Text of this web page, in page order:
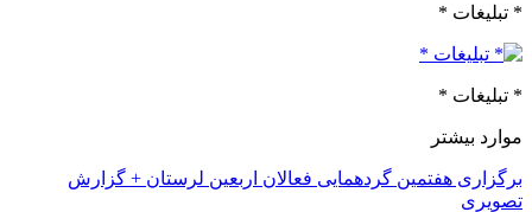
* تبلیغات *
* تبلیغات *
موارد بیشتر
برگزاری هفتمین گردهمایی فعالان اربعین لرستان + گزارش
تصویری